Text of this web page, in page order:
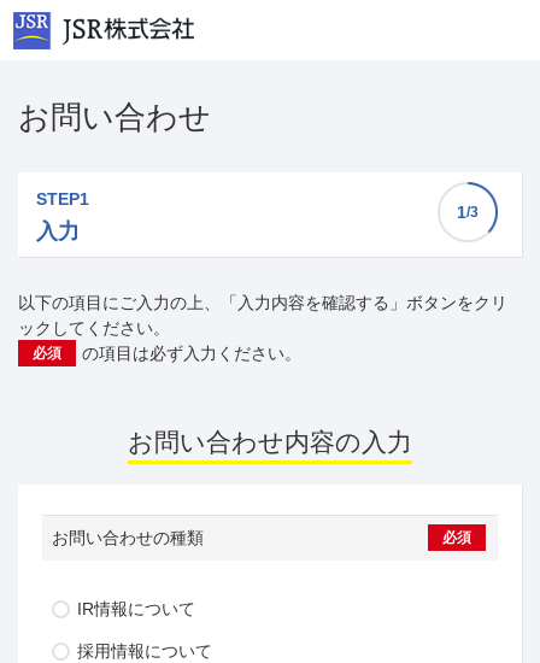
お問い合わせ
STEP1
入力
1/3
以下の項目にご入力の上、「入力内容を確認する」ボタンをクリ
ックしてください。
必須 の項目は必ず入力ください。
お問い合わせ内容の入力
必須
お問い合わせの種類
IR情報について
採用情報について